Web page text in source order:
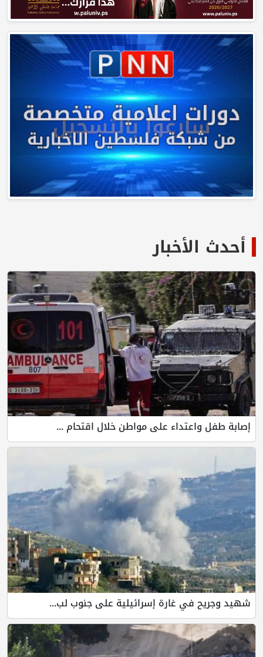
أحدث الأخبار
إصابة طفل واعتداء على مواطن خلال اقتحام ...
شهيد وجريح في غارة إسرائيلية على جنوب لب...